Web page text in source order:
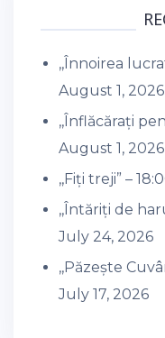
,,Înnoirea
August 1, 2026
,,Înflăcărați
August 1, 2026
,,Fiți treji” –
,,Întăriți de
July 24, 2026
,,Păzește
July 17, 2026